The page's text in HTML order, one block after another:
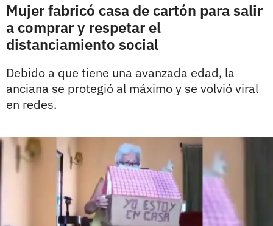
Mujer fabricó casa de cartón para salir
a comprar y respetar el
distanciamiento social
Debido a que tiene una avanzada edad, la
anciana se protegió al máximo y se volvió viral
en redes.